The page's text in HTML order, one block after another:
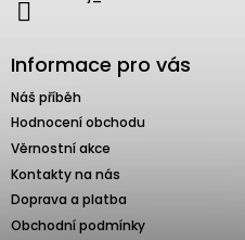
Informace pro vás
Náš příběh
Hodnocení obchodu
Věrnostní akce
Kontakty na nás
Doprava a platba
Obchodní podmínky